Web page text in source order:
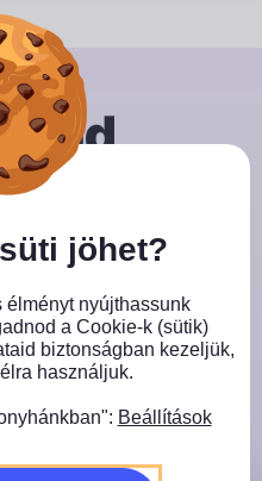
fizetési módot
jöhet?
nyújthassunk
a Cookie-k (sütik)
biztonságban kezeljük,
használjuk.
Beállítások